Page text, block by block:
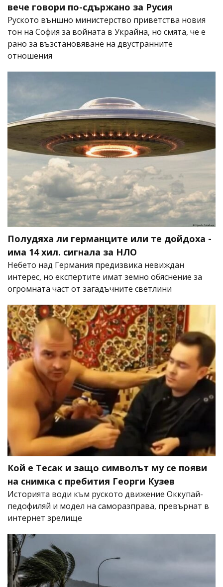
вече говори по-сдържано за Русия
Руското външно министерство приветства новия
тон на София за войната в Украйна, но смята, че е
рано за възстановяване на двустранните
отношения
Полудяха ли германците или те дойдоха -
има 14 хил. сигнала за НЛО
Небето над Германия предизвика невиждан
интерес, но експертите имат земно обяснение за
огромната част от загадъчните светлини
Кой е Тесак и защо символът му се появи
на снимка с пребития Георги Кузев
Историята води към руското движение Оккупай-
педофиляй и модел на саморазправа, превърнат в
интернет зрелище